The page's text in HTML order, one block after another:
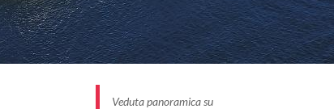
Veduta panoramica su